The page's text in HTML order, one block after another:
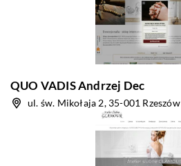
QUO VADIS Andrzej Dec
ul. św. Mikołaja 2, 35-001 Rzeszów